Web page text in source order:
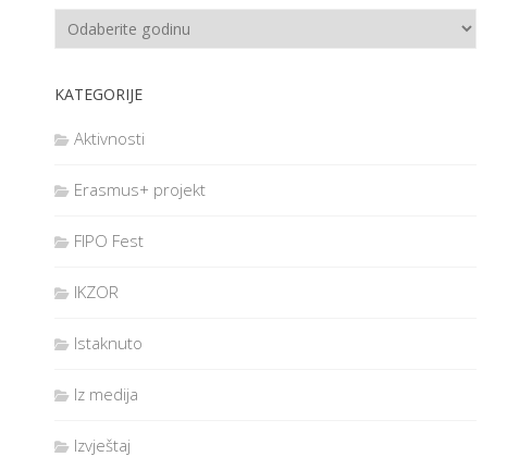
KATEGORIJE
Aktivnosti
Erasmus+ projekt
FIPO Fest
IKZOR
Istaknuto
Iz medija
Izvještaj